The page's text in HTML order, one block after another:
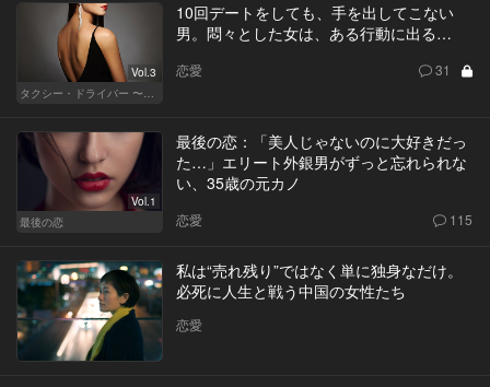
Vol.3
タクシー・ドライバー 〜柊舞香〜
10回デートをしても、手を出してこない
男。悶々とした女は、ある行動に出る…
恋愛 31
Vol.1
最後の恋
最後の恋：「美人じゃないのに大好きだっ
た…」エリート外銀男がずっと忘れられな
い、35歳の元カノ
恋愛 115
私は“売れ残り”ではなく単に独身なだけ。
必死に人生と戦う中国の女性たち
恋愛